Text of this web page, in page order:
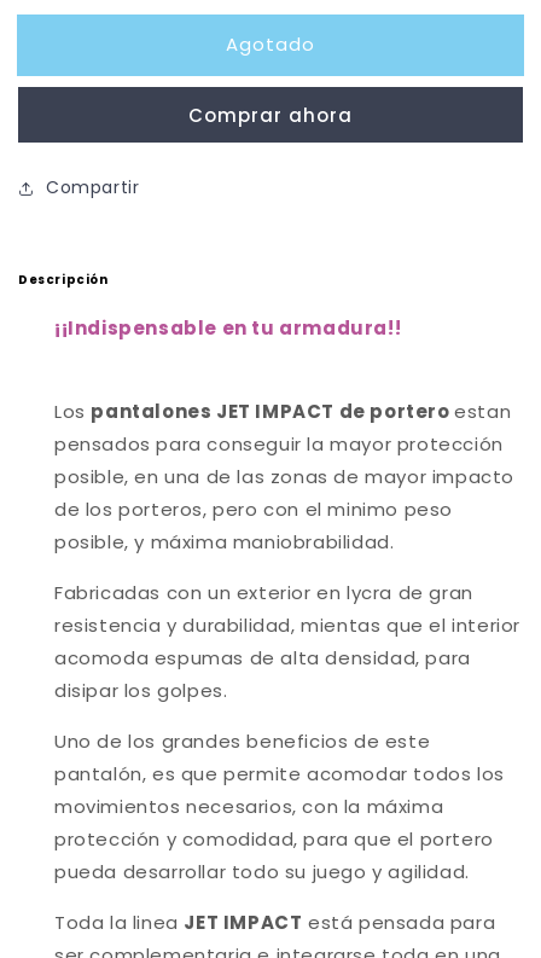
para
Portero
Hockey
para
Pantalón
Portero
IMPACT
Hockey
Agotado
Comprar ahora
Compartir
Descripción
¡¡Indispensable en tu armadura!!
Los pantalones JET IMPACT de porteroestan
pensados para conseguir la mayor protección
posible, en una de las zonas de mayor impacto
de los porteros, pero con el minimo peso
posible, y máxima maniobrabilidad.
Fabricadas con un exterior en lycra de gran
resistencia y durabilidad, mientas que el interior
acomoda espumas de alta densidad, para
disipar los golpes.
Uno de los grandes beneficios de este
pantalón, es que permite acomodar todos los
movimientos necesarios, con la máxima
protección y comodidad, para que el portero
pueda desarrollar todo su juego y agilidad.
Toda la linea JET IMPACT está pensada para